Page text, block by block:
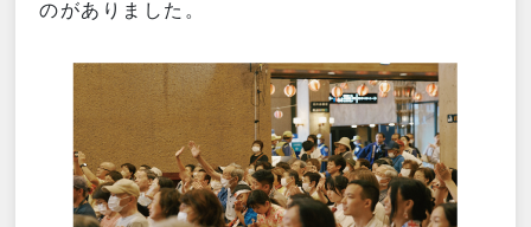
のがありました。